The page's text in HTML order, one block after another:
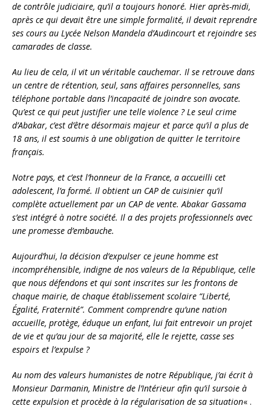
de contrôle judiciaire, qu’il a toujours honoré. Hier après-midi,
après ce qui devait être une simple formalité, il devait reprendre
ses cours au Lycée Nelson Mandela d’Audincourt et rejoindre ses
camarades de classe.
Au lieu de cela, il vit un véritable cauchemar. Il se retrouve dans
un centre de rétention, seul, sans affaires personnelles, sans
téléphone portable dans l’incapacité de joindre son avocate.
Qu’est ce qui peut justifier une telle violence ? Le seul crime
d’Abakar, c’est d’être désormais majeur et parce qu’il a plus de
18 ans, il est soumis à une obligation de quitter le territoire
français.
Notre pays, et c’est l’honneur de la France, a accueilli cet
adolescent, l’a formé. Il obtient un CAP de cuisinier qu’il
complète actuellement par un CAP de vente. Abakar Gassama
s’est intégré à notre société. Il a des projets professionnels avec
une promesse d’embauche.
Aujourd’hui, la décision d’expulser ce jeune homme est
incompréhensible, indigne de nos valeurs de la République, celle
que nous défendons et qui sont inscrites sur les frontons de
chaque mairie, de chaque établissement scolaire “Liberté,
Égalité, Fraternité”. Comment comprendre qu’une nation
accueille, protège, éduque un enfant, lui fait entrevoir un projet
de vie et qu’au jour de sa majorité, elle le rejette, casse ses
espoirs et l’expulse ?
Au nom des valeurs humanistes de notre République, j’ai écrit à
Monsieur Darmanin, Ministre de l’Intérieur afin qu’il sursoie à
cette expulsion et procède à la régularisation de sa situation« .